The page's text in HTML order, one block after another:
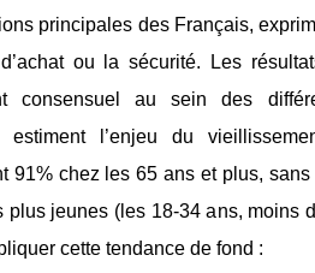
principales des Français,
ou la sécurité. Les
consensuel au sein des
estiment l’enjeu du
91% chez les 65 ans et plus,
plus jeunes (les 18-34 ans, moins
cette tendance de fond :